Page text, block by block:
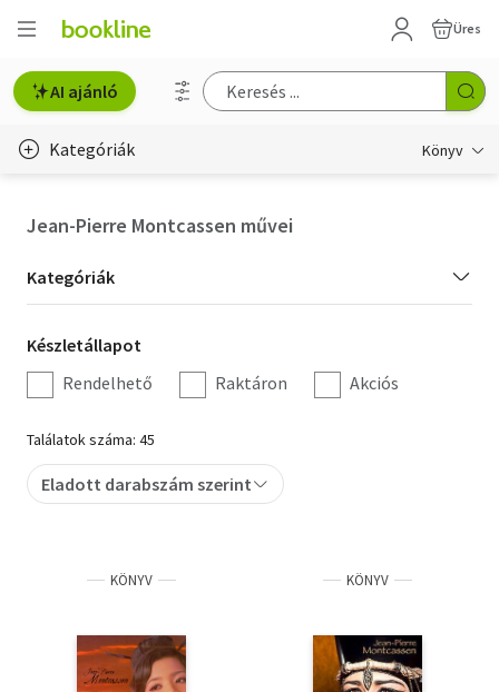
Üres
AI ajánló
Kategóriák Könyv
Hobbi, szabadidő
Irodalom
Művészet
Szakkönyv
Tankönyv, segédkönyv
Társadalomtudomány
Természettudomány
Jean-Pierre Montcassen művei
Kategória
szűrés
Kategóriák
Készletállapot
szűrés
Készletállapot
Rendelhető
Raktáron Akciós
Találatok száma: 45
Eladott darabszám szerint
KÖNYV KÖNYV